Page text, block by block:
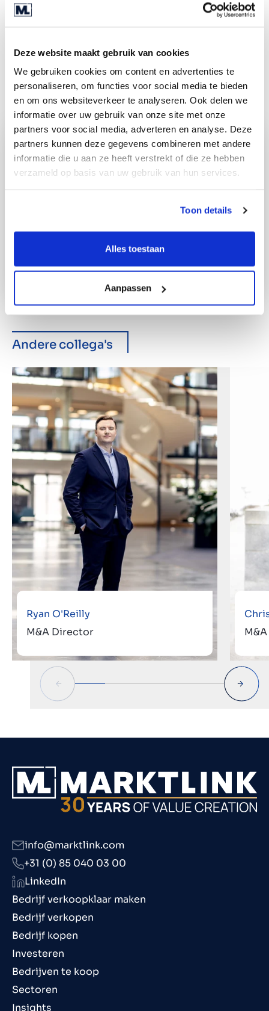
Deze website maakt gebruik van cookies
We gebruiken cookies om content en advertenties te
personaliseren, om functies voor social media te bieden
en om ons websiteverkeer te analyseren. Ook delen we
informatie over uw gebruik van onze site met onze
partners voor social media, adverteren en analyse. Deze
partners kunnen deze gegevens combineren met andere
informatie die u aan ze heeft verstrekt of die ze hebben
verzameld op basis van uw gebruik van hun services.
Toon details
Alles toestaan
Aanpassen
Routebeschrijving
Andere collega's
Ryan O'Reilly
M&A Director
Bedrijf verkoopklaar maken
Bedrijf verkopen
Bedrijf kopen
Investeren
Bedrijven te koop
Sectoren
Insights
info@marktlink.com
+31 (0) 85 040 03 00
LinkedIn